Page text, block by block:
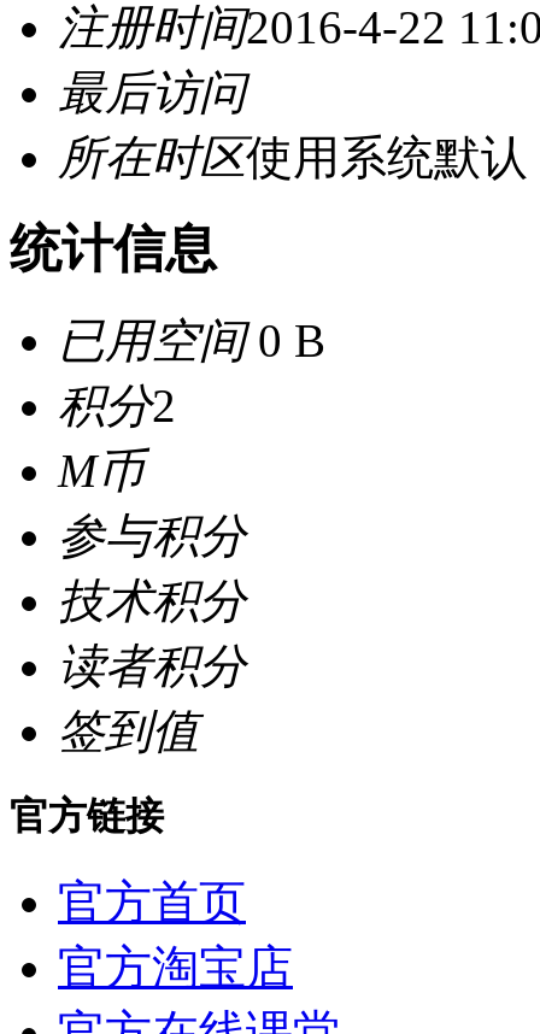
注册时间2016-4-22
最后访问
所在时区使用系统默认
统计信息
已用空间0 B
积分2
M币
参与积分
技术积分
读者积分
签到值
官方链接
官方首页
官方淘宝店